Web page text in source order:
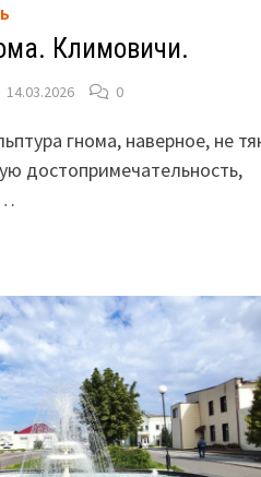
Климовичи.
14.03.2026 0
гнома, наверное, не
достопримечательность,